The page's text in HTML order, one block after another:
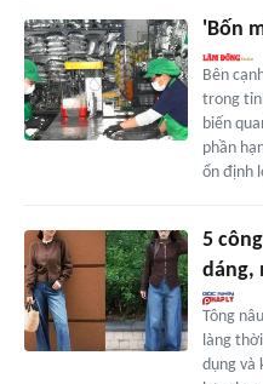
'Bốn
Bên
trong
biến
phần
ổn định
5
dáng,
Tông
làng
dụng và